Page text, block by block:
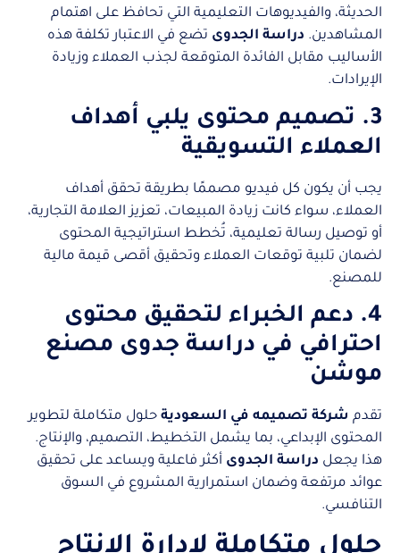
الحديثة، والفيديوهات التعليمية التي تحافظ على اهتمام
المشاهدين. دراسة الجدوى تضع في الاعتبار تكلفة هذه
الأساليب مقابل الفائدة المتوقعة لجذب العملاء وزيادة
الإيرادات.
3. تصميم محتوى يلبي أهداف
العملاء التسويقية
يجب أن يكون كل فيديو مصممًا بطريقة تحقق أهداف
العملاء، سواء كانت زيادة المبيعات، تعزيز العلامة التجارية،
أو توصيل رسالة تعليمية، تُخطط استراتيجية المحتوى
لضمان تلبية توقعات العملاء وتحقيق أقصى قيمة مالية
للمصنع.
4. دعم الخبراء لتحقيق محتوى
احترافي في دراسة جدوى مصنع
موشن
تقدم شركة تصميمه في السعودية حلول متكاملة لتطوير
المحتوى الإبداعي، بما يشمل التخطيط، التصميم، والإنتاج.
هذا يجعل دراسة الجدوى أكثر فاعلية ويساعد على تحقيق
عوائد مرتفعة وضمان استمرارية المشروع في السوق
التنافسي.
حلول متكاملة لإدارة الإنتاج